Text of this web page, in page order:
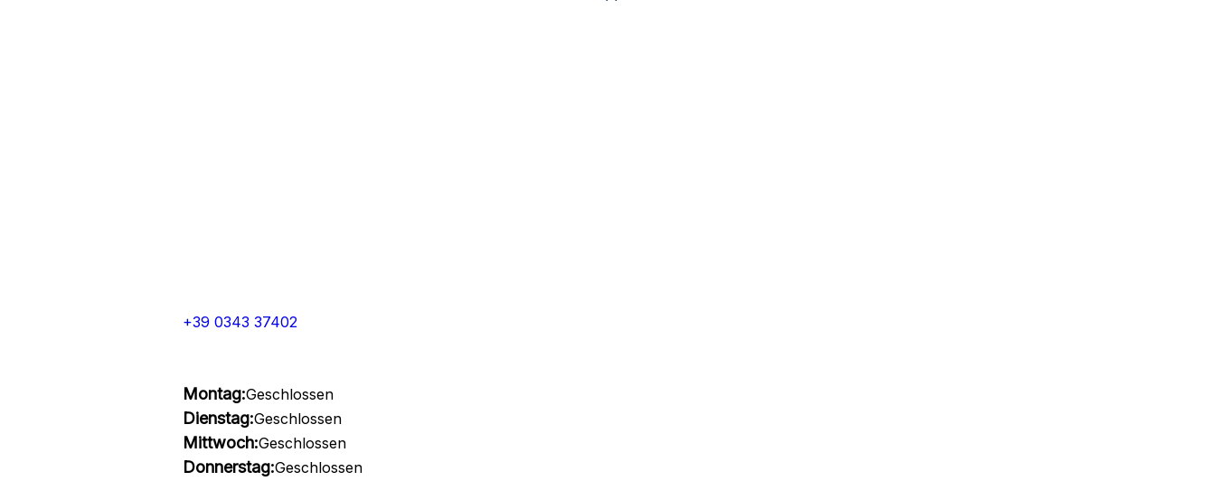
+39 0343 37402
Montag:Geschlossen
Dienstag:Geschlossen
Mittwoch:Geschlossen
Donnerstag:Geschlossen